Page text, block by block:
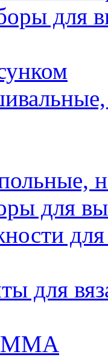
для
для
для